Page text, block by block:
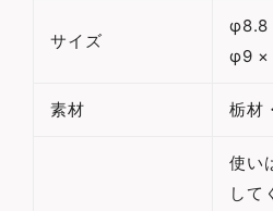
サイズ
φ8.8
φ9 ×
素材 栃材
使い
して